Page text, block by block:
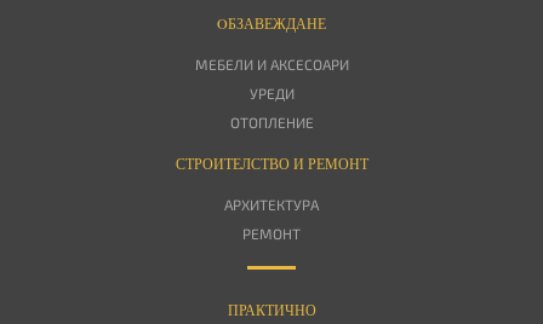
OБЗАВЕЖДАНЕ
МЕБЕЛИ И АКСЕСОАРИ
УРЕДИ
ОТОПЛЕНИЕ
СТРОИТЕЛСТВО И РЕМОНТ
АРХИТЕКТУРА
РЕМОНТ
ПРАКТИЧНО